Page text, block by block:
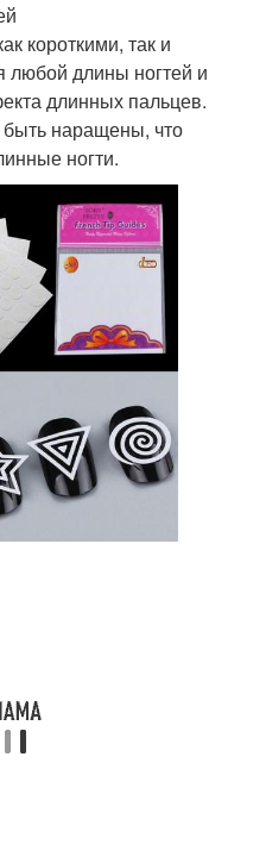
короткими, так и
длины ногтей и
длинных пальцев.
быть наращены, что
ногти.